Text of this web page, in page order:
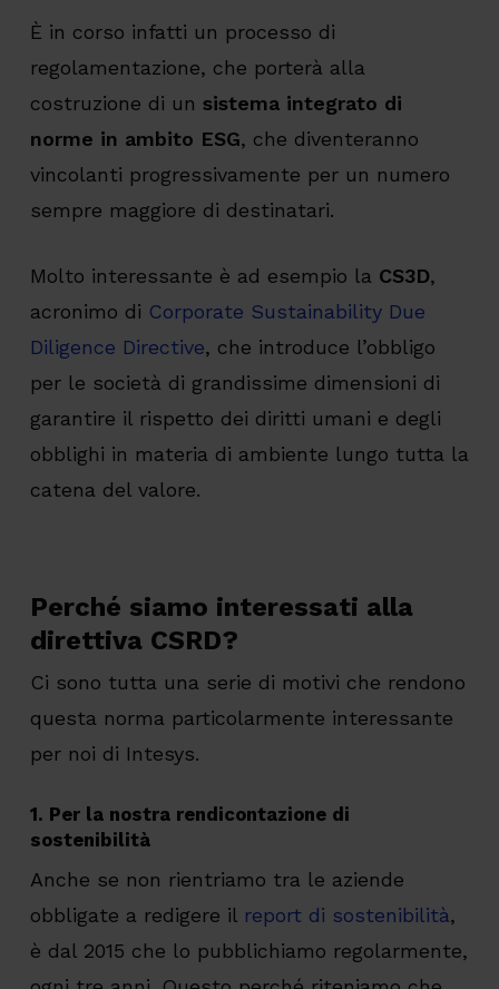
È in corso infatti un processo di
regolamentazione, che porterà alla
costruzione di un sistema integrato di
norme in ambito ESG, che diventeranno
vincolanti progressivamente per un numero
sempre maggiore di destinatari.
Molto interessante è ad esempio la CS3D,
acronimo di Corporate Sustainability Due
Diligence Directive, che introduce l’obbligo
per le società di grandissime dimensioni di
garantire il rispetto dei diritti umani e degli
obblighi in materia di ambiente lungo tutta la
catena del valore.
Perché siamo interessati alla
direttiva CSRD?
Ci sono tutta una serie di motivi che rendono
questa norma particolarmente interessante
per noi di Intesys.
1. Per la nostra rendicontazione di
sostenibilità
Anche se non rientriamo tra le aziende
obbligate a redigere il report di sostenibilità,
è dal 2015 che lo pubblichiamo regolarmente,